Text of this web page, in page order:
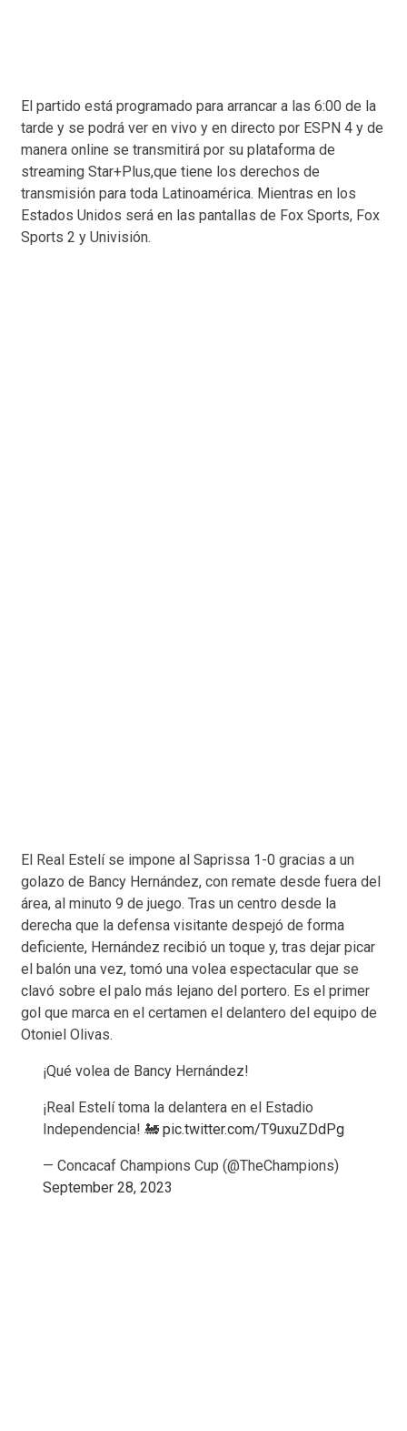
El partido está programado para arrancar a las 6:00 de la
tarde y se podrá ver en vivo y en directo por ESPN 4 y de
manera online se transmitirá por su plataforma de
streaming Star+Plus,que tiene los derechos de
transmisión para toda Latinoamérica. Mientras en los
Estados Unidos será en las pantallas de Fox Sports, Fox
Sports 2 y Univisión.
El Real Estelí se impone al Saprissa 1-0 gracias a un
golazo de Bancy Hernández, con remate desde fuera del
área, al minuto 9 de juego. Tras un centro desde la
derecha que la defensa visitante despejó de forma
deficiente, Hernández recibió un toque y, tras dejar picar
el balón una vez, tomó una volea espectacular que se
clavó sobre el palo más lejano del portero. Es el primer
gol que marca en el certamen el delantero del equipo de
Otoniel Olivas.
¡Qué volea de Bancy Hernández!
¡Real Estelí toma la delantera en el Estadio
Independencia! 🚂 pic.twitter.com/T9uxuZDdPg
— Concacaf Champions Cup (@TheChampions)
September 28, 2023